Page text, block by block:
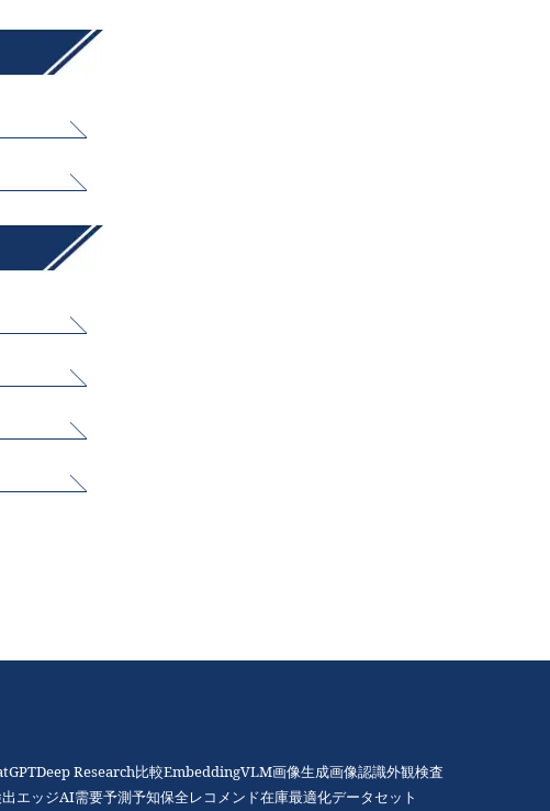
Deep Research比較EmbeddingVLM画像生成画像認識外観検査
エッジAI需要予測予知保全レコメンド在庫最適化データセット